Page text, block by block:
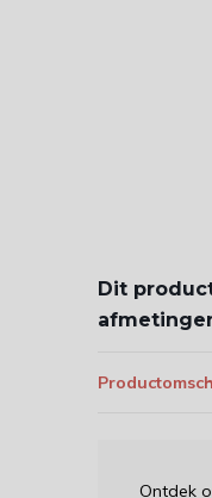
Dit
Ontdek